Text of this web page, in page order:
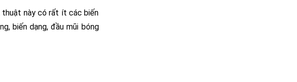
thuật này có rất ít các biến
biến dạng, đầu mũi bóng